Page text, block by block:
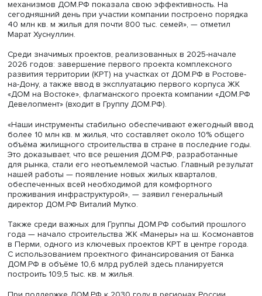
«Наша общая задача — создавать комфортную жилую
и повышать доступность жилья для граждан. Для нас
не только количество квадратных метров, но и вся
сопутствующая инфраструктура, которая напрямую
благополучие семей. Комплексная работа с
механизмов ДОМ.PФ показала свою эффективность. На
сегодняшний день при участии компании построено
40 млн кв. м жилья для почти 800 тыс. семей», —
Марат Хуснуллин.
Среди значимых проектов, реализованных в 2025-
2026 годов: завершение первого проекта
развития территории (КРТ) на участках от ДОМ.РФ в
на-Дону, а также ввод в эксплуатацию первого
«ДОМ на Востоке», флагманского проекта компании
Девелопмент» (входит в Группу ДОМ.РФ).
«Наши инструменты стабильно обеспечивают
более 10 млн кв. м жилья, что составляет около 10%
объёма жилищного строительства в стране в
Это доказывает, что все решения ДОМ.РФ,
для рынка, стали его неотъемлемой частью. Главный
нашей работы — появление новых жилых кварталов,
обеспеченных всей необходимой для комфортного
проживания инфраструктурой», — заявил генеральный